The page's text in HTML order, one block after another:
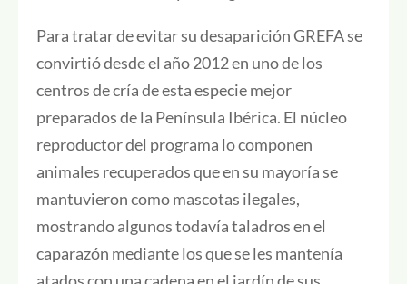
Para tratar de evitar su desaparición GREFA se
convirtió desde el año 2012 en uno de los
centros de cría de esta especie mejor
preparados de la Península Ibérica. El núcleo
reproductor del programa lo componen
animales recuperados que en su mayoría se
mantuvieron como mascotas ilegales,
mostrando algunos todavía taladros en el
caparazón mediante los que se les mantenía